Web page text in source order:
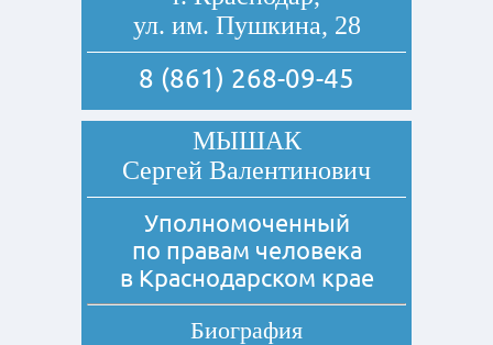
ул. им. Пушкина, 28
8 (861) 268-09-45
МЫШАК
Сергей Валентинович
Уполномоченный
по правам человека
в Краснодарском крае
Биография